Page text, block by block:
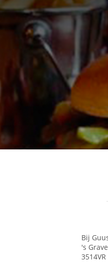
Bij
's
3514VR